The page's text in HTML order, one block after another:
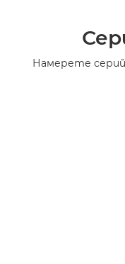
Намерете